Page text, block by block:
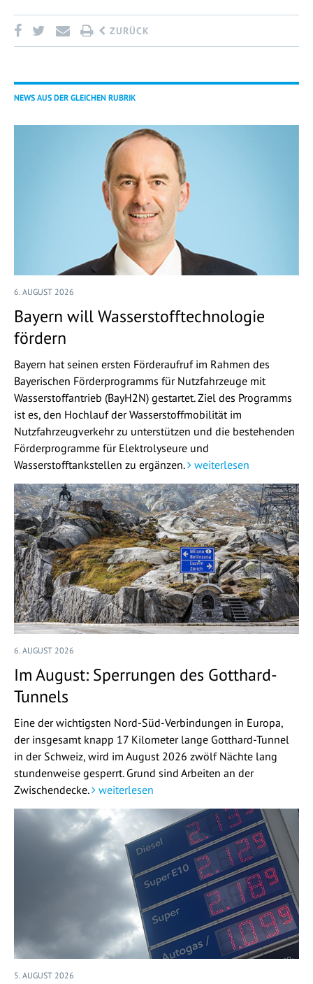
ZURÜCK
NEWS AUS DER GLEICHEN RUBRIK
6. AUGUST 2026
Bayern will Wasserstofftechnologie
fördern
Bayern hat seinen ersten Förderaufruf im Rahmen des
Bayerischen Förderprogramms für Nutzfahrzeuge mit
Wasserstoffantrieb (BayH2N) gestartet. Ziel des Programms
ist es, den Hochlauf der Wasserstoffmobilität im
Nutzfahrzeugverkehr zu unterstützen und die bestehenden
Förderprogramme für Elektrolyseure und
Wasserstofftankstellen zu ergänzen.
weiterlesen
6. AUGUST 2026
Im August: Sperrungen des Gotthard-
Tunnels
Eine der wichtigsten Nord-Süd-Verbindungen in Europa,
der insgesamt knapp 17 Kilometer lange Gotthard-Tunnel
in der Schweiz, wird im August 2026 zwölf Nächte lang
stundenweise gesperrt. Grund sind Arbeiten an der
Zwischendecke.
weiterlesen
5. AUGUST 2026